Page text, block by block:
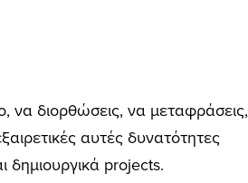
να διορθώσεις, να μεταφράσεις,
αυτές δυνατότητες
δημιουργικά projects.